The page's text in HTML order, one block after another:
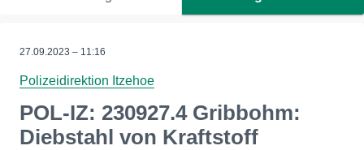
27.09.2023 – 11:16
Polizeidirektion Itzehoe
POL-IZ: 230927.4 Gribbohm:
Diebstahl von Kraftstoff